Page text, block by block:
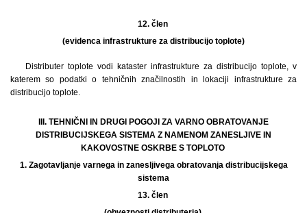
12. člen
(evidenca infrastrukture za distribucijo toplote)
Distributer toplote vodi kataster infrastrukture za distribucijo toplote, v
katerem so podatki o tehničnih značilnostih in lokaciji infrastrukture za
distribucijo toplote.
III. TEHNIČNI IN DRUGI POGOJI ZA VARNO OBRATOVANJE
DISTRIBUCIJSKEGA SISTEMA Z NAMENOM ZANESLJIVE IN
KAKOVOSTNE OSKRBE S TOPLOTO
1. Zagotavljanje varnega in zanesljivega obratovanja distribucijskega
sistema
13. člen